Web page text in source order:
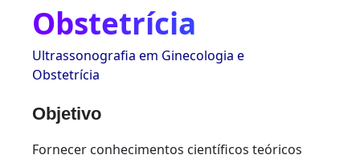
Obstetrícia
Ultrassonografia em Ginecologia e
Obstetrícia
Objetivo
Fornecer conhecimentos científicos teóricos